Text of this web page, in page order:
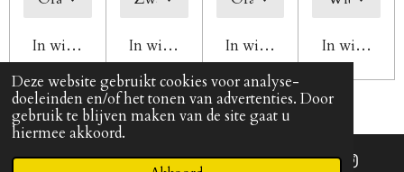
Deze website gebruikt cookies voor analyse-
doeleinden en/of het tonen van advertenties. Door
gebruik te blijven maken van de site gaat u
hiermee akkoord.
In winkelwagenIn winkelwagenIn winkelwagen
In
© 2016 - 2026 Justwow.nl